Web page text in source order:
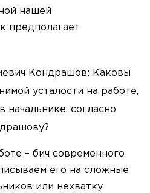
нашей
предполагает
– бич современного
его на сложные
или нехватку